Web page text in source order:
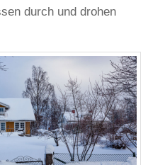
durch und drohen